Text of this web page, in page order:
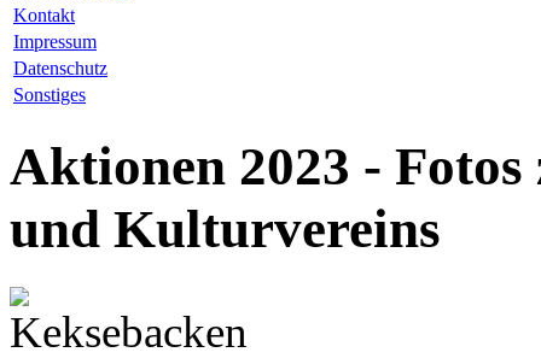
Kontakt
Impressum
Datenschutz
Sonstiges
Aktionen 2023 -
und Kulturvereins